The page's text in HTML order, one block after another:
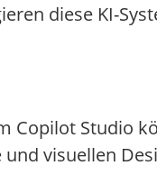
diese KI-
Copilot Studio
visuellen